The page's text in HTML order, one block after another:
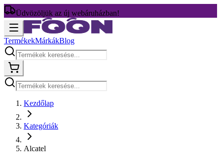
Üdvözöljük az új webáruházban!
TermékekMárkákBlog
Kezdőlap
Kategóriák
Alcatel